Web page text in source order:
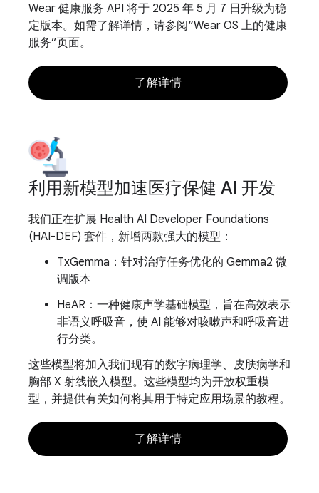
Wear 健康服务 API 将于 2025 年 5 月 7 日升级为稳
定版本。如需了解详情，请参阅“Wear OS 上的健康
服务”页面。
了解详情
利用新模型加速医疗保健 AI 开发
我们正在扩展 Health AI Developer Foundations
(HAI-DEF) 套件，新增两款强大的模型：
TxGemma：针对治疗任务优化的 Gemma2 微
调版本
HeAR：一种健康声学基础模型，旨在高效表示
非语义呼吸音，使 AI 能够对咳嗽声和呼吸音进
行分类。
这些模型将加入我们现有的数字病理学、皮肤病学和
胸部 X 射线嵌入模型。这些模型均为开放权重模
型，并提供有关如何将其用于特定应用场景的教程。
了解详情